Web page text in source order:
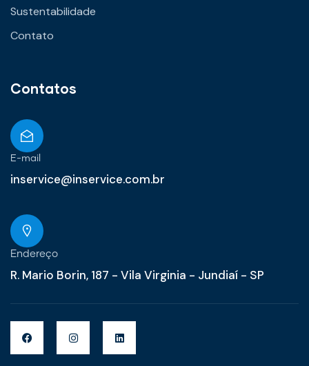
Sustentabilidade
Contato
Contatos
E-mail
inservice@inservice.com.br
Endereço
R. Mario Borin, 187 - Vila Virginia - Jundiaí - SP